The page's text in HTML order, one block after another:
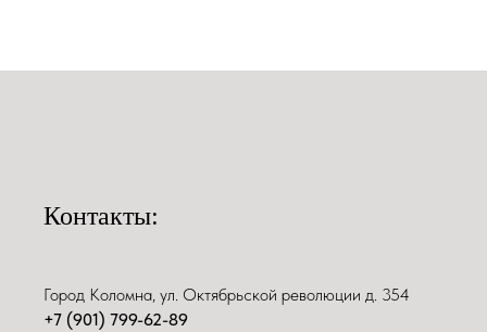
Контакты:
Город Коломна, ул. Октябрьской революции д. 354
+7 (901) 799-62-89